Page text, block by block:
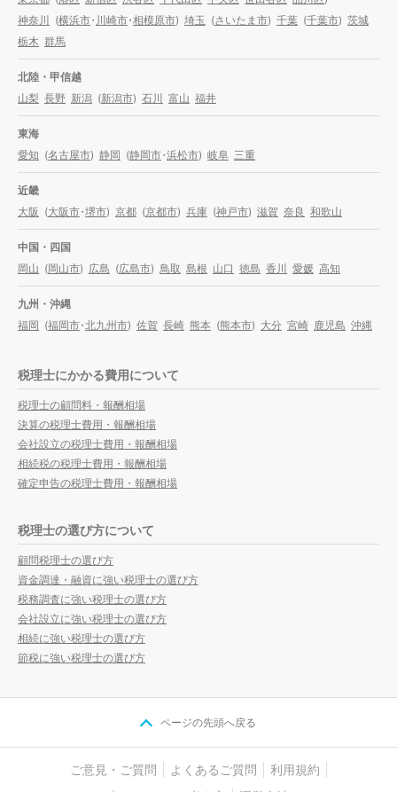
神奈川
(横浜市・川崎市・相模原市) 埼玉 (さいたま市) 千葉 (千葉市) 茨城
栃木 群馬
北陸・甲信越
山梨 長野 新潟 (新潟市) 石川 富山 福井
東海
愛知 (名古屋市) 静岡 (静岡市・浜松市) 岐阜 三重
近畿
大阪 (大阪市・堺市) 京都 (京都市) 兵庫 (神戸市) 滋賀 奈良 和歌山
中国・四国
岡山 (岡山市) 広島 (広島市) 鳥取 島根 山口 徳島 香川 愛媛 高知
九州・沖縄
福岡 (福岡市・北九州市) 佐賀 長崎 熊本 (熊本市) 大分 宮崎 鹿児島 沖縄
税理士にかかる費用について
税理士の顧問料・報酬相場
決算の税理士費用・報酬相場
会社設立の税理士費用・報酬相場
相続税の税理士費用・報酬相場
確定申告の税理士費用・報酬相場
税理士の選び方について
顧問税理士の選び方
資金調達・融資に強い税理士の選び方
税務調査に強い税理士の選び方
会社設立に強い税理士の選び方
相続に強い税理士の選び方
節税に強い税理士の選び方
ページの先頭へ戻る
ご意見・ご質問 よくあるご質問
利用規約